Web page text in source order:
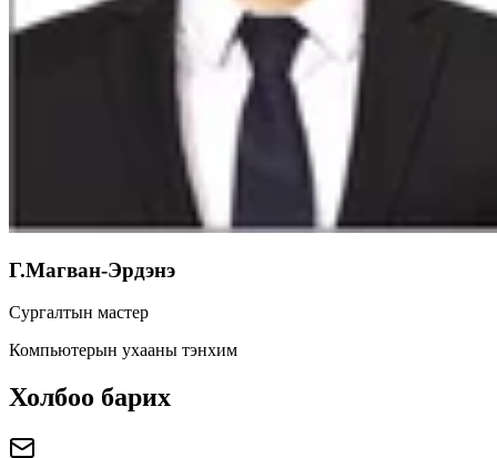
Г.Магван-Эрдэнэ
Сургалтын мастер
Компьютерын ухааны тэнхим
Холбоо барих